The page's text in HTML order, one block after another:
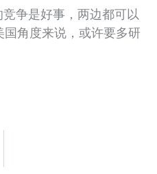
争是好事，两边都可以
角度来说，或许要多研